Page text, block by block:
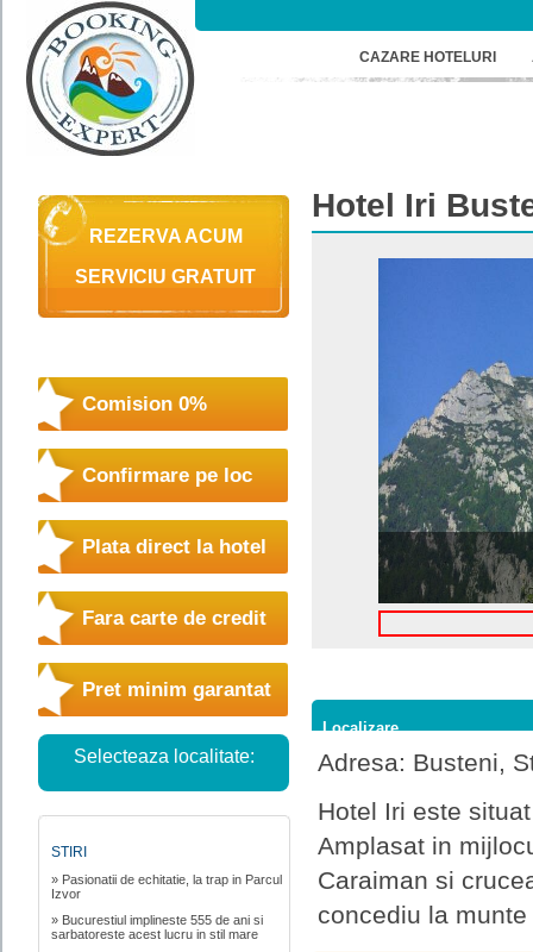
CAZARE HOTELURI
REZERVA ACUM
SERVICIU GRATUIT
Comision 0%
Confirmare pe loc
Plata direct la hotel
Fara carte de credit
Pret minim garantat
Selecteaza localitate:
STIRI
» Pasionatii de echitatie, la trap in Parcul
Izvor
» Bucurestiul implineste 555 de ani si
sarbatoreste acest lucru in stil mare
Hotel Iri
Localizare
Adresa: Busteni,
Hotel Iri este
Amplasat in
Caraiman si
concediu la